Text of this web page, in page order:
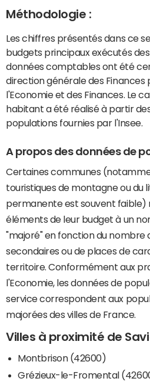
Méthodologie :
Les chiffres présentés dans ce
budgets principaux exécutés
données comptables ont été
direction générale des Finances
l'Economie et des Finances. Le
habitant a été réalisé à partir
populations fournies par l'Insee.
A propos des données de
Certaines communes
touristiques de montagne ou du
permanente est souvent
éléments de leur budget à un
"majoré" en fonction du nombre
secondaires ou de places de
territoire. Conformément aux
l'Economie, les données de
service correspondent aux
majorées des villes de France.
Villes à proximité de
Montbrison (42600)
Grézieux-le-Fromental